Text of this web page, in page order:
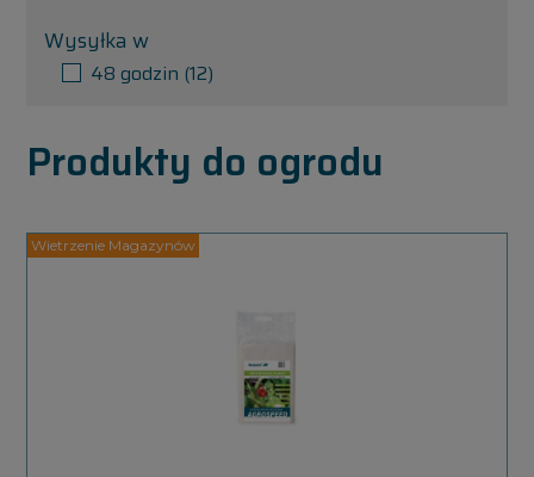
Wysyłka w
48 godzin (12)
Produkty do ogrodu